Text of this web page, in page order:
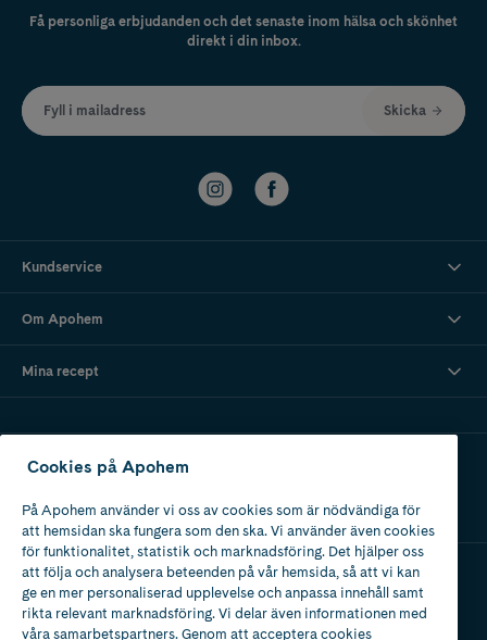
Få personliga erbjudanden och det senaste inom hälsa och skönhet
direkt i din inbox.
Fyll i mailadress Skicka
Kundservice
Om Apohem
Mina recept
Ladda ner vår app
Apotek med tillstånd
av Läkemedelsverket
Cookies på Apohem
På Apohem använder vi oss av cookies som är nödvändiga för
att hemsidan ska fungera som den ska. Vi använder även cookies
för funktionalitet, statistik och marknadsföring. Det hjälper oss
att följa och analysera beteenden på vår hemsida, så att vi kan
ge en mer personaliserad upplevelse och anpassa innehåll samt
rikta relevant marknadsföring. Vi delar även informationen med
våra samarbetspartners. Genom att acceptera cookies